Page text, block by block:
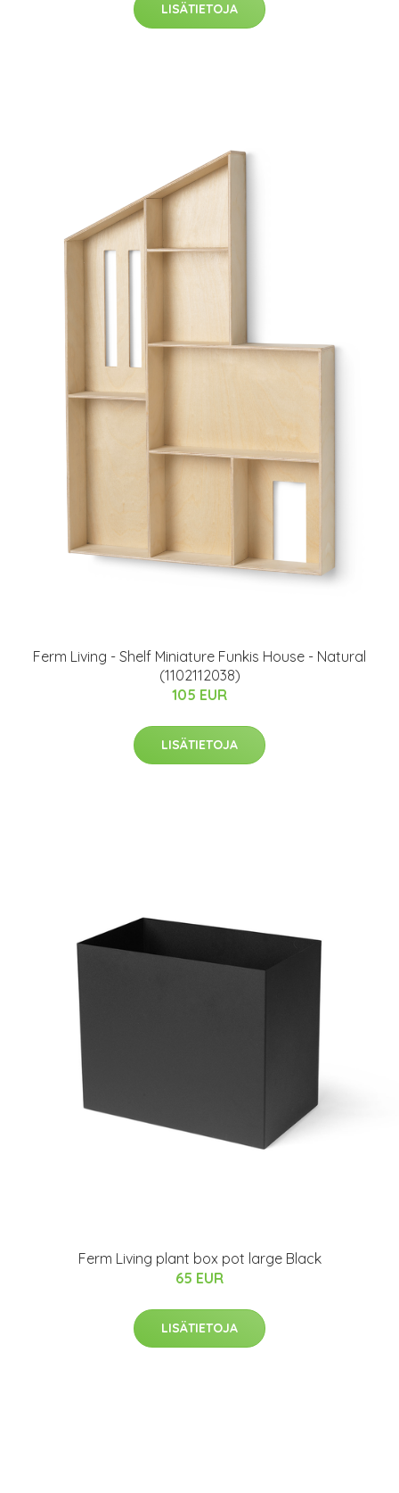
LISÄTIETOJA
Ferm Living - Shelf Miniature Funkis House - Natural
(1102112038)
105 EUR
LISÄTIETOJA
Ferm Living plant box pot large Black
65 EUR
LISÄTIETOJA